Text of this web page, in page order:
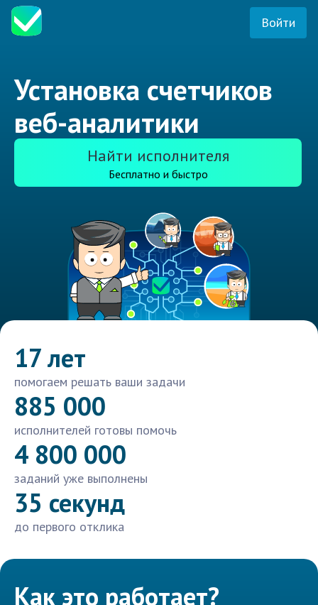
Войти
Установка счетчиков
веб-аналитики
Найти исполнителя
Бесплатно и быстро
17 лет
помогаем решать ваши задачи
885 000
исполнителей готовы помочь
4 800 000
заданий уже выполнены
35 секунд
до первого отклика
Как это работает?